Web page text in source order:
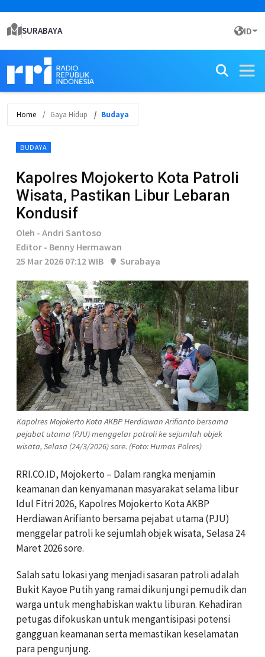
SURABAYA ID
Home Gaya Hidup Budaya
BUDAYA
Kapolres Mojokerto Kota Patroli
Wisata, Pastikan Libur Lebaran
Kondusif
Oleh - Andri Santoso
Editor - Benny Hermawan
25 Mar 2026 07:12 WIB
Surabaya
Kapolres Mojokerto Kota AKBP Herdiawan Arifianto bersama
pejabat utama (PJU) menggelar patroli ke sejumlah objek
wisata, Selasa (24/3/2026) sore. (Foto: Humas Polres)
RRI.CO.ID, Mojokerto – Dalam rangka menjamin
keamanan dan kenyamanan masyarakat selama libur
Idul Fitri 2026, Kapolres Mojokerto Kota AKBP
Herdiawan Arifianto bersama pejabat utama (PJU)
menggelar patroli ke sejumlah objek wisata, Selasa 24
Maret 2026 sore.
Salah satu lokasi yang menjadi sasaran patroli adalah
Bukit Kayoe Putih yang ramai dikunjungi pemudik dan
warga untuk menghabiskan waktu liburan. Kehadiran
petugas difokuskan untuk mengantisipasi potensi
gangguan keamanan serta memastikan keselamatan
para pengunjung.